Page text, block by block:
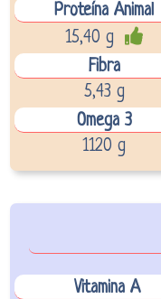
Proteína Animal
15,40 g
Fibra
5,43 g
Omega 3
1120 g
Vitamina A